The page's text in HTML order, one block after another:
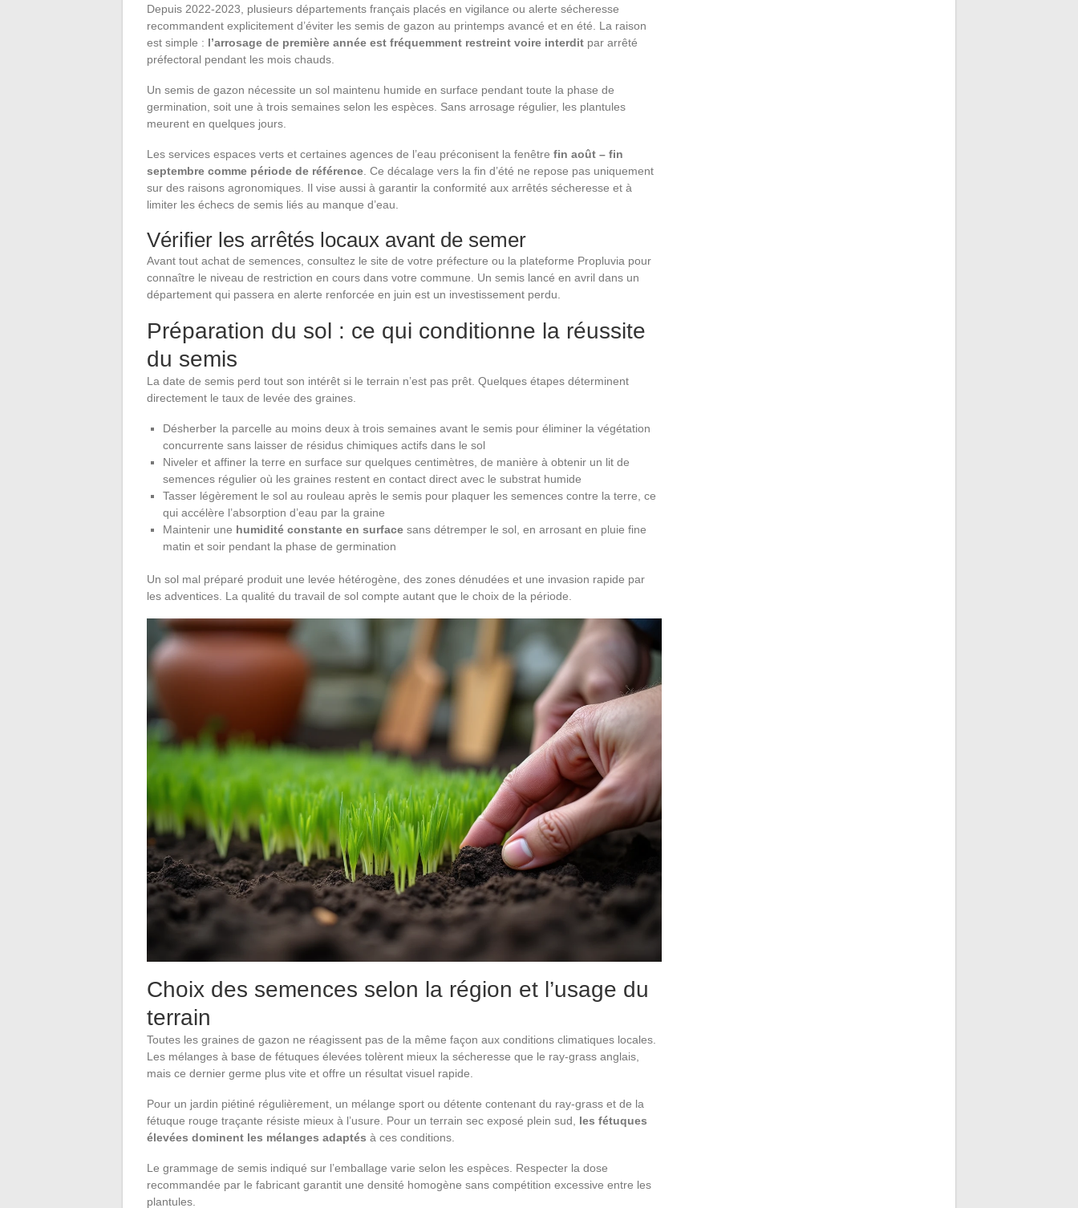
Depuis 2022-2023, plusieurs départements français placés en vigilance ou alerte sécheresse
recommandent explicitement d’éviter les semis de gazon au printemps avancé et en été. La raison
est simple : l’arrosage de première année est fréquemment restreint voire interdit par arrêté
préfectoral pendant les mois chauds.
Un semis de gazon nécessite un sol maintenu humide en surface pendant toute la phase de
germination, soit une à trois semaines selon les espèces. Sans arrosage régulier, les plantules
meurent en quelques jours.
Les services espaces verts et certaines agences de l’eau préconisent la fenêtre fin août – fin
septembre comme période de référence . Ce décalage vers la fin d’été ne repose pas uniquement
sur des raisons agronomiques. Il vise aussi à garantir la conformité aux arrêtés sécheresse et à
limiter les échecs de semis liés au manque d’eau.
Vérifier les arrêtés locaux avant de semer
Avant tout achat de semences, consultez le site de votre préfecture ou la plateforme Propluvia pour
connaître le niveau de restriction en cours dans votre commune. Un semis lancé en avril dans un
département qui passera en alerte renforcée en juin est un investissement perdu.
Préparation du sol : ce qui conditionne la réussite
du semis
La date de semis perd tout son intérêt si le terrain n’est pas prêt. Quelques étapes déterminent
directement le taux de levée des graines.
Désherber la parcelle au moins deux à trois semaines avant le semis pour éliminer la végétation
concurrente sans laisser de résidus chimiques actifs dans le sol
Niveler et affiner la terre en surface sur quelques centimètres, de manière à obtenir un lit de
semences régulier où les graines restent en contact direct avec le substrat humide
Tasser légèrement le sol au rouleau après le semis pour plaquer les semences contre la terre, ce
qui accélère l’absorption d’eau par la graine
Maintenir une humidité constante en surface sans détremper le sol, en arrosant en pluie fine
matin et soir pendant la phase de germination
Un sol mal préparé produit une levée hétérogène, des zones dénudées et une invasion rapide par
les adventices. La qualité du travail de sol compte autant que le choix de la période.
Choix des semences selon la région et l’usage du
terrain
Toutes les graines de gazon ne réagissent pas de la même façon aux conditions climatiques locales.
Les mélanges à base de fétuques élevées tolèrent mieux la sécheresse que le ray-grass anglais,
mais ce dernier germe plus vite et offre un résultat visuel rapide.
Pour un jardin piétiné régulièrement, un mélange sport ou détente contenant du ray-grass et de la
fétuque rouge traçante résiste mieux à l’usure. Pour un terrain sec exposé plein sud, les fétuques
élevées dominent les mélanges adaptés à ces conditions.
Le grammage de semis indiqué sur l’emballage varie selon les espèces. Respecter la dose
recommandée par le fabricant garantit une densité homogène sans compétition excessive entre les
plantules.